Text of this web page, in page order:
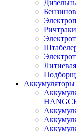
Аккумуляторы